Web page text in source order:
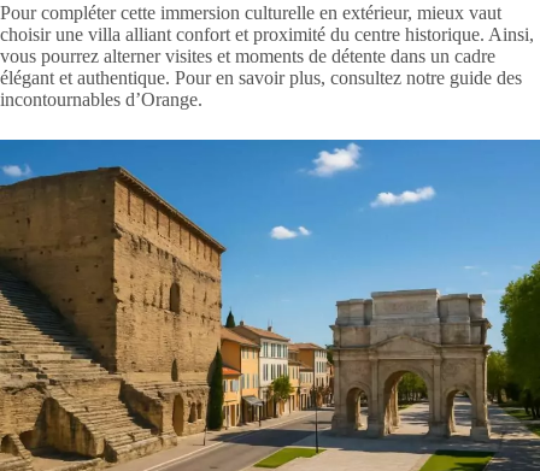
Pour compléter cette immersion culturelle en extérieur, mieux vaut
choisir une villa alliant confort et proximité du centre historique. Ainsi,
vous pourrez alterner visites et moments de détente dans un cadre
élégant et authentique. Pour en savoir plus, consultez notre guide des
incontournables d’Orange.